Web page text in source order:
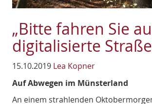
„Bitte fahren Sie
digitalisierte
15.10.2019 Lea Kopner
Auf Abwegen im Münsterland
An einem strahlenden